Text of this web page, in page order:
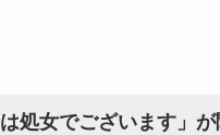
女でございます」が